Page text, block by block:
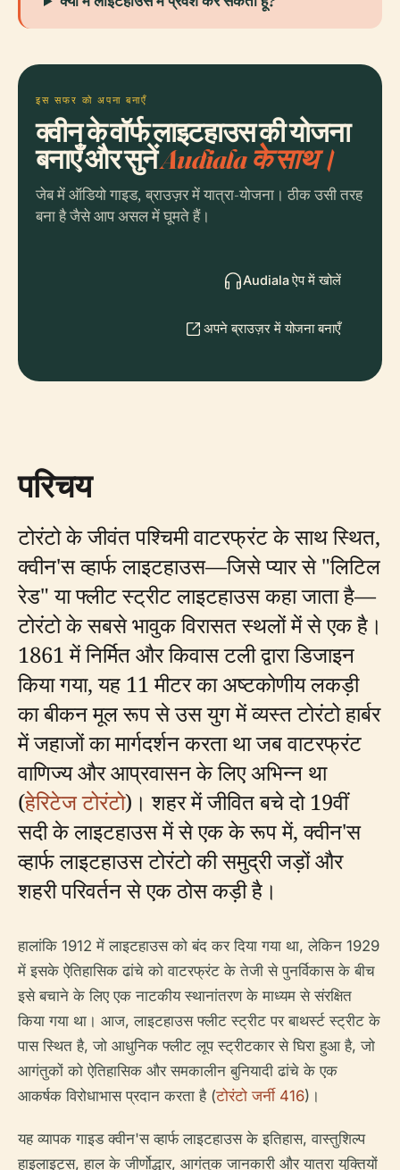
इस सफर को अपना बनाएँ
क्वीन के वॉर्फ लाइटहाउस की योजना
बनाएँ और सुनेंAudiala के साथ।
जेब में ऑडियो गाइड, ब्राउज़र में यात्रा-योजना। ठीक उसी तरह
बना है जैसे आप असल में घूमते हैं।
Audiala ऐप में खोलें
अपने ब्राउज़र में योजना बनाएँ
परिचय
टोरंटो के जीवंत पश्चिमी वाटरफ्रंट के साथ स्थित,
क्वीन'स व्हार्फ लाइटहाउस—जिसे प्यार से "लिटिल
रेड" या फ्लीट स्ट्रीट लाइटहाउस कहा जाता है—
टोरंटो के सबसे भावुक विरासत स्थलों में से एक है।
1861 में निर्मित और किवास टली द्वारा डिजाइन
किया गया, यह 11 मीटर का अष्टकोणीय लकड़ी
का बीकन मूल रूप से उस युग में व्यस्त टोरंटो हार्बर
में जहाजों का मार्गदर्शन करता था जब वाटरफ्रंट
वाणिज्य और आप्रवासन के लिए अभिन्न था
(हेरिटेज टोरंटो)। शहर में जीवित बचे दो 19वीं
सदी के लाइटहाउस में से एक के रूप में, क्वीन'स
व्हार्फ लाइटहाउस टोरंटो की समुद्री जड़ों और
शहरी परिवर्तन से एक ठोस कड़ी है।
हालांकि 1912 में लाइटहाउस को बंद कर दिया गया था, लेकिन 1929
में इसके ऐतिहासिक ढांचे को वाटरफ्रंट के तेजी से पुनर्विकास के बीच
इसे बचाने के लिए एक नाटकीय स्थानांतरण के माध्यम से संरक्षित
किया गया था। आज, लाइटहाउस फ्लीट स्ट्रीट पर बाथर्स्ट स्ट्रीट के
पास स्थित है, जो आधुनिक फ्लीट लूप स्ट्रीटकार से घिरा हुआ है, जो
आगंतुकों को ऐतिहासिक और समकालीन बुनियादी ढांचे के एक
आकर्षक विरोधाभास प्रदान करता है (टोरंटो जर्नी 416)।
यह व्यापक गाइड क्वीन'स व्हार्फ लाइटहाउस के इतिहास, वास्तुशिल्प
हाइलाइट्स, हाल के जीर्णोद्धार, आगंतुक जानकारी और यात्रा युक्तियों